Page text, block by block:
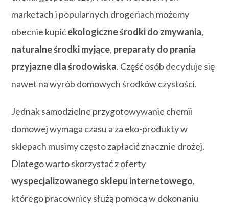
marketach i popularnych drogeriach możemy
obecnie kupićekologiczne środki do zmywania,
naturalne środki myjące, preparaty do prania
przyjazne dla środowiska. Część osób decyduje się
nawet na wyrób domowych środków czystości.
Jednak samodzielne przygotowywanie chemii
domowej wymaga czasu a za eko-produkty w
sklepach musimy często zapłacić znacznie drożej.
Dlatego warto skorzystać z oferty
wyspecjalizowanego sklepu internetowego,
którego pracownicy służą pomocą w dokonaniu